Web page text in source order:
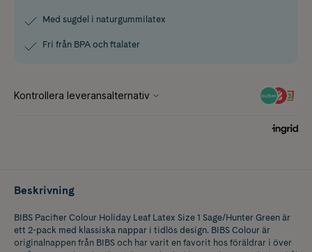
Med sugdel i naturgummilatex
Fri från BPA och ftalater
Beskrivning
BIBS Pacifier Colour Holiday Leaf Latex Size 1 Sage/Hunter Green är
ett 2-pack med klassiska nappar i tidlös design. BIBS Colour är
originalnappen från BIBS och har varit en favorit hos föräldrar i över